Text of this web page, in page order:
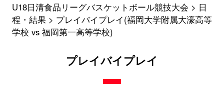
U18日清食品リーグバスケットボール競技大会
日
程・結果
プレイバイプレイ(福岡大学附属大濠高等
学校 vs 福岡第一高等学校)
プレイバイプレイ